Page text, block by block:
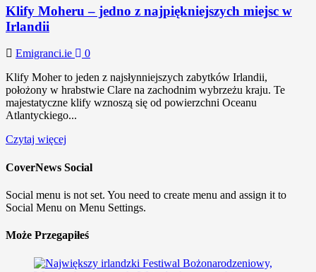
Klify Moheru – jedno z najpiękniejszych miejsc w
Irlandii
Emigranci.ie
0
Klify Moher to jeden z najsłynniejszych zabytków Irlandii,
położony w hrabstwie Clare na zachodnim wybrzeżu kraju. Te
majestatyczne klify wznoszą się od powierzchni Oceanu
Atlantyckiego...
Czytaj więcej
CoverNews Social
Social menu is not set. You need to create menu and assign it to
Social Menu on Menu Settings.
Może Przegapiłeś